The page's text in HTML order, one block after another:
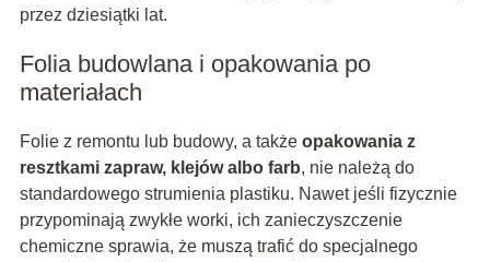
przez dziesiątki lat.
Folia budowlana i opakowania po
materiałach
Folie z remontu lub budowy, a także opakowania z
resztkami zapraw, klejów albo farb, nie należą do
standardowego strumienia plastiku. Nawet jeśli fizycznie
przypominają zwykłe worki, ich zanieczyszczenie
chemiczne sprawia, że muszą trafić do specjalnego